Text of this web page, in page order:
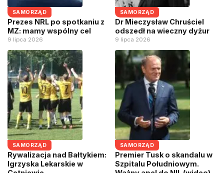
SAMORZĄD
Prezes NRL po spotkaniu z
MZ: mamy wspólny cel
9 lipca 2026
SAMORZĄD
Dr Mieczysław Chruściel
odszedł na wieczny dyżur
9 lipca 2026
SAMORZĄD
Rywalizacja nad Bałtykiem:
Igrzyska Lekarskie w
SAMORZĄD
Premier Tusk o skandalu w
Szpitalu Południowym.